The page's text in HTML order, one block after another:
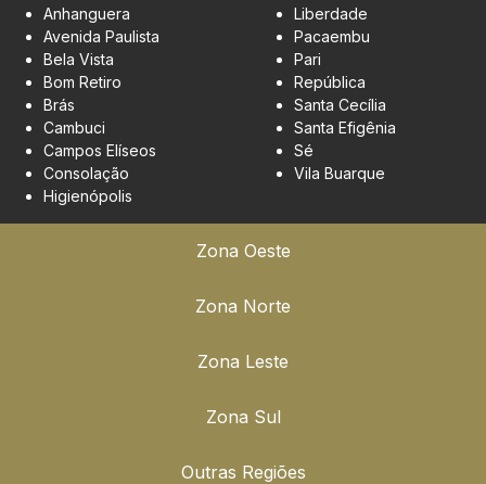
Zona Oeste
Zona Norte
Zona Leste
Zona Sul
Outras Regiões
Anhanguera
Avenida Paulista
Bela Vista
Bom Retiro
Brás
Cambuci
Campos Elíseos
Consolação
Higienópolis
Liberdade
Pacaembu
Pari
República
Santa Cecília
Santa Efigênia
Sé
Vila Buarque